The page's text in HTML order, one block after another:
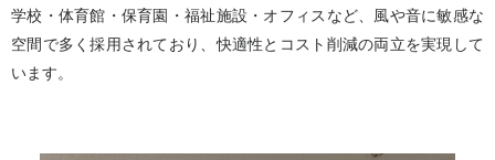
学校・体育館・保育園・福祉施設・オフィスなど、風や音に敏感な
空間で多く採用されており、快適性とコスト削減の両立を実現して
います。